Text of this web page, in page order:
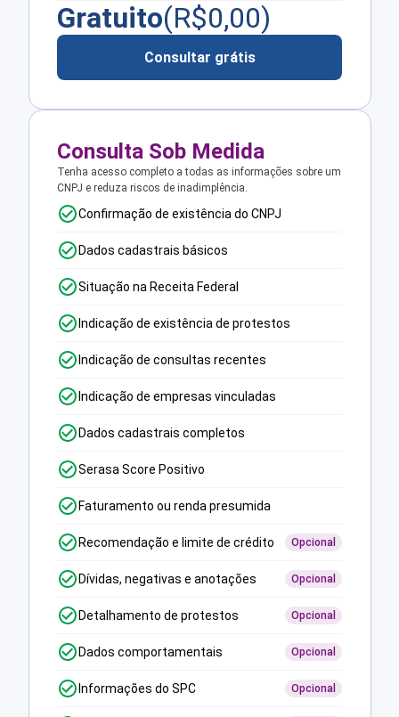
Gratuito(R$0,00)
Consultar grátis
Consulta Sob Medida
Tenha acesso completo a todas as informações sobre um
CNPJ e reduza riscos de inadimplência.
Confirmação de existência do CNPJ
Dados cadastrais básicos
Situação na Receita Federal
Indicação de existência de protestos
Indicação de consultas recentes
Indicação de empresas vinculadas
Dados cadastrais completos
Serasa Score Positivo
Faturamento ou renda presumida
Recomendação e limite de crédito Opcional
Dívidas, negativas e anotações Opcional
Detalhamento de protestos Opcional
Dados comportamentais Opcional
Informações do SPC Opcional